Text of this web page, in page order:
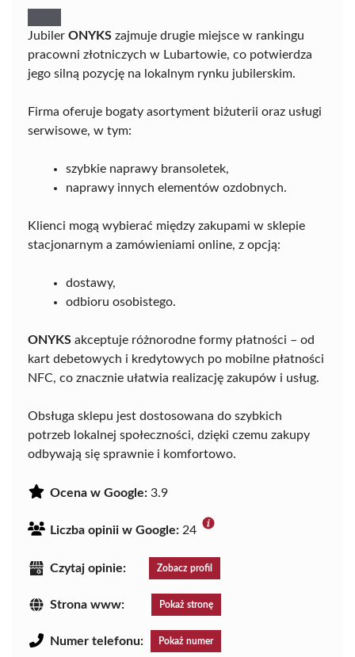
Jubiler ONYKS zajmuje drugie miejsce w rankingu
pracowni złotniczych w Lubartowie, co potwierdza
jego silną pozycję na lokalnym rynku jubilerskim.
Firma oferuje bogaty asortyment biżuterii oraz usługi
serwisowe, w tym:
szybkie naprawy bransoletek,
naprawy innych elementów ozdobnych.
Klienci mogą wybierać między zakupami w sklepie
stacjonarnym a zamówieniami online, z opcją:
dostawy,
odbioru osobistego.
ONYKS akceptuje różnorodne formy płatności – od
kart debetowych i kredytowych po mobilne płatności
NFC, co znacznie ułatwia realizację zakupów i usług.
Obsługa sklepu jest dostosowana do szybkich
potrzeb lokalnej społeczności, dzięki czemu zakupy
odbywają się sprawnie i komfortowo.
Ocena w Google: 3.9
Liczba opinii w Google: 24
Czytaj opinie: Zobacz profil
Strona www: Pokaż stronę
Numer telefonu: Pokaż numer